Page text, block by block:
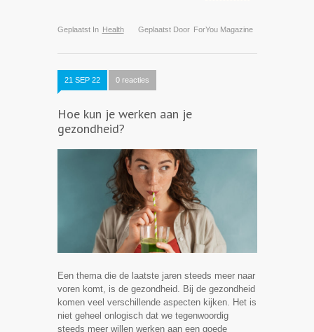
Geplaatst In Health Geplaatst Door ForYou Magazine
21 SEP 22 0 reacties
Hoe kun je werken aan je
gezondheid?
Een thema die de laatste jaren steeds meer naar
voren komt, is de gezondheid. Bij de gezondheid
komen veel verschillende aspecten kijken. Het is
niet geheel onlogisch dat we tegenwoordig
steeds meer willen werken aan een goede